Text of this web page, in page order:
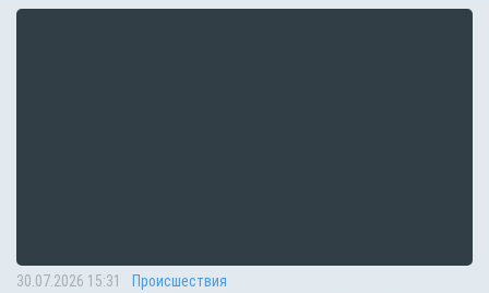
30.07.2026 15:31 Происшествия